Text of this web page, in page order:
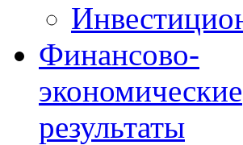
Финансово-
экономические
результаты